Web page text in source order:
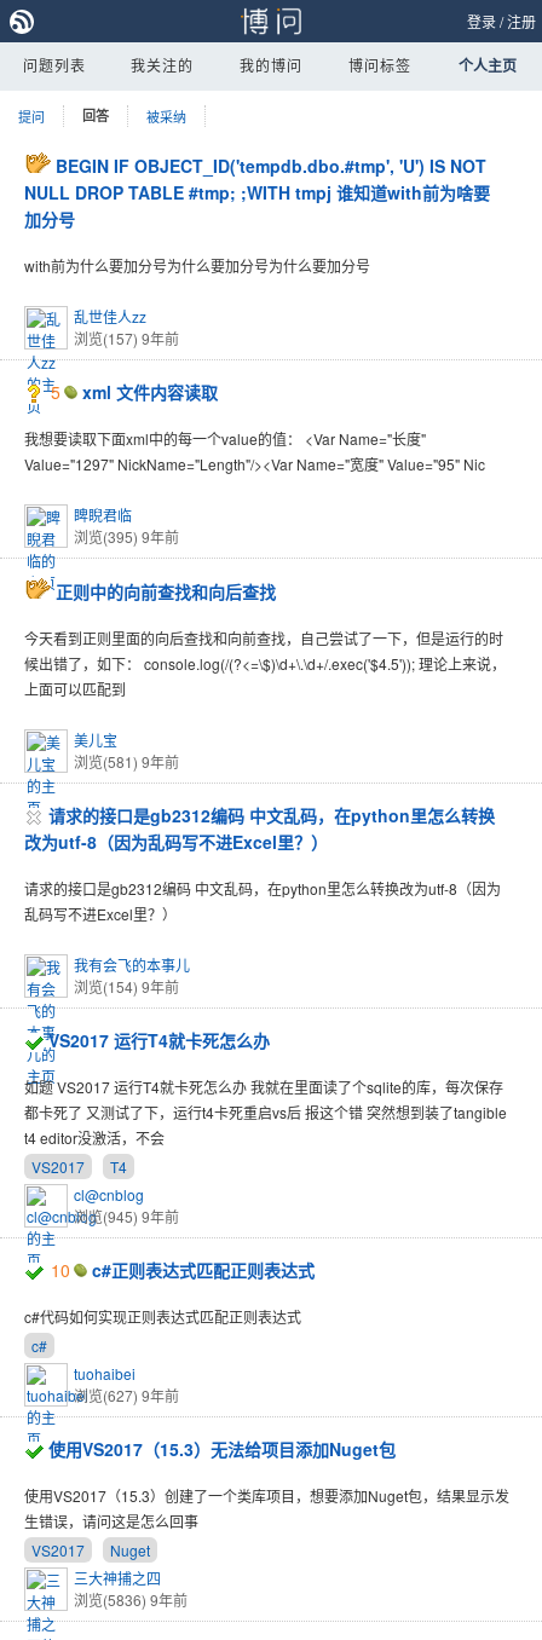
登录/注册
问题列表 我关注的 我的博问 博问标签 个人主页
提问 回答 被采纳
BEGIN IF OBJECT_ID('tempdb.dbo.#tmp', 'U') IS NOT
NULL DROP TABLE #tmp; ;WITH tmpj 谁知道with前为啥要
加分号
with前为什么要加分号为什么要加分号为什么要加分号
乱世佳人zz
浏览(157) 9年前
5 xml 文件内容读取
我想要读取下面xml中的每一个value的值： <Var Name="长度"
Value="1297" NickName="Length"/><Var Name="宽度" Value="95" Nic
睥睨君临
浏览(395) 9年前
正则中的向前查找和向后查找
今天看到正则里面的向后查找和向前查找，自己尝试了一下，但是运行的时
候出错了，如下： console.log(/(?<=\$)\d+\.\d+/.exec('$4.5')); 理论上来说，
上面可以匹配到
美儿宝
浏览(581) 9年前
请求的接口是gb2312编码 中文乱码，在python里怎么转换
改为utf-8（因为乱码写不进Excel里？）
请求的接口是gb2312编码 中文乱码，在python里怎么转换改为utf-8（因为
乱码写不进Excel里？）
我有会飞的本事儿
浏览(154) 9年前
VS2017 运行T4就卡死怎么办
如题 VS2017 运行T4就卡死怎么办 我就在里面读了个sqlite的库，每次保存
都卡死了 又测试了下，运行t4卡死重启vs后 报这个错 突然想到装了tangible
t4 editor没激活，不会
VS2017
T4
cl@cnblog
浏览(945) 9年前
10 c#正则表达式匹配正则表达式
c#代码如何实现正则表达式匹配正则表达式
c#
tuohaibei
浏览(627) 9年前
使用VS2017（15.3）无法给项目添加Nuget包
使用VS2017（15.3）创建了一个类库项目，想要添加Nuget包，结果显示发
生错误，请问这是怎么回事
VS2017
Nuget
三大神捕之四
浏览(5836) 9年前